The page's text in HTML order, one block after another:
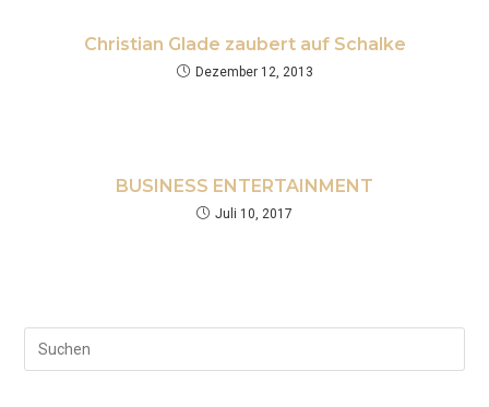
Christian Glade zaubert auf Schalke
Dezember 12, 2013
BUSINESS ENTERTAINMENT
Juli 10, 2017